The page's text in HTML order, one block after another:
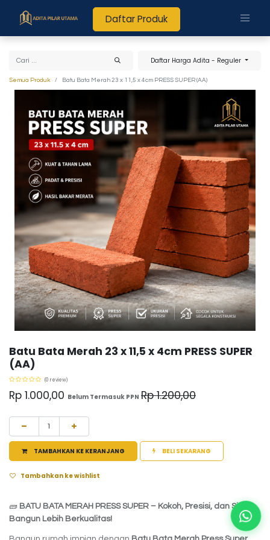
Daftar Produk
Daftar Harga Adita - Reguler
Semua Produk Batu Bata Merah 23 x 11,5 x 4cm PRESS SUPER (AA)
Batu Bata Merah 23 x 11,5 x 4cm PRESS SUPER
(AA)
(0 review)
Rp 1.000,00 Belum Termasuk PPN Rp1.200,00
TAMBAHKAN KE KERANJANG BELI SEKARANG
Tambahkan ke wishlist
🧱 BATU BATA MERAH PRESS SUPER – Kokoh, Presisi, dan Siap
Bangun Lebih Berkualitas!